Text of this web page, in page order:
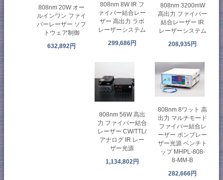
808nm 20W オー
ルインワン ファイ
バーレーザー ソフ
トウェア制御
632,892円
808nm 8W IR フ
ァイバー結合レー
ザー 高出力 ラボ
レーザーシステム
299,686円
808nm 3200mW
高出力 ファイバー
結合レーザー IR
レーザーシステム
208,935円
808nm 56W 高出
力 ファイバー結合
レーザー CW/TTL/
アナログ IR レー
ザー光源
1,134,802円
808nm 8ワット 高
出力 マルチモード
ファイバー結合レ
ーザー ポンプレー
ザー光源 ベンチト
ップ MHPL-808-
8-MM-B
282,666円